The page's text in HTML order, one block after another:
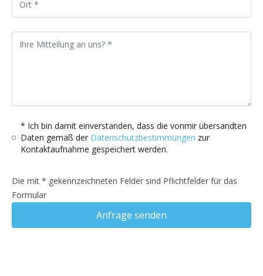
* Ich bin damit einverstanden, dass die vonmir übersandten
Daten gemäß der Datenschutzbestimmungen zur
Kontaktaufnahme gespeichert werden.
Die mit * gekennzeichneten Felder sind Pflichtfelder für das
Formular
Anfrage senden